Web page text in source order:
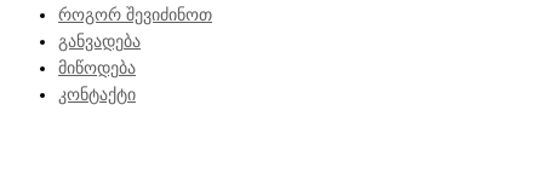
როგორ შევიძინოთ
განვადება
მიწოდება
კონტაქტი